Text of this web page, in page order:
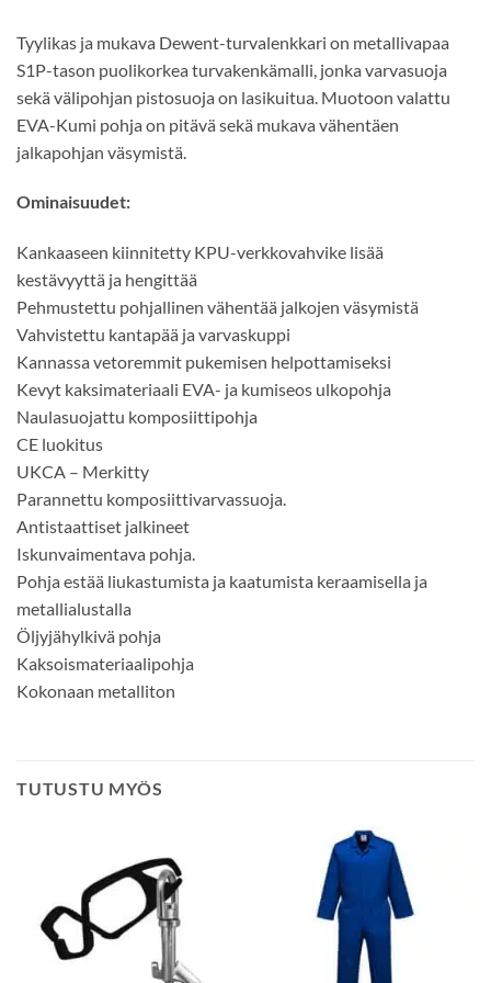
Tyylikas ja mukava Dewent-turvalenkkari on metallivapaa
S1P-tason puolikorkea turvakenkämalli, jonka varvasuoja
sekä välipohjan pistosuoja on lasikuitua. Muotoon valattu
EVA-Kumi pohja on pitävä sekä mukava vähentäen
jalkapohjan väsymistä.
Ominaisuudet:
Kankaaseen kiinnitetty KPU-verkkovahvike lisää
kestävyyttä ja hengittää
Pehmustettu pohjallinen vähentää jalkojen väsymistä
Vahvistettu kantapää ja varvaskuppi
Kannassa vetoremmit pukemisen helpottamiseksi
Kevyt kaksimateriaali EVA- ja kumiseos ulkopohja
Naulasuojattu komposiittipohja
CE luokitus
UKCA – Merkitty
Parannettu komposiittivarvassuoja.
Antistaattiset jalkineet
Iskunvaimentava pohja.
Pohja estää liukastumista ja kaatumista keraamisella ja
metallialustalla
Öljyjähylkivä pohja
Kaksoismateriaalipohja
Kokonaan metalliton
TUTUSTU MYÖS